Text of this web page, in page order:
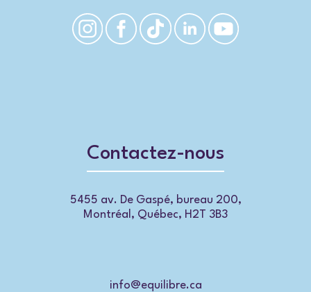
Contactez-nous
5455 av. De Gaspé, bureau 200,
Montréal, Québec, H2T 3B3
info@equilibre.ca